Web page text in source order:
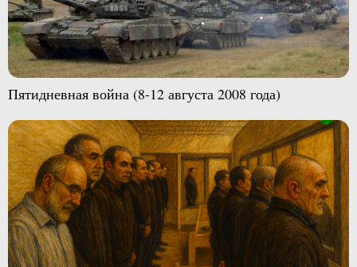
Пятидневная война (8-12 августа 2008 года)